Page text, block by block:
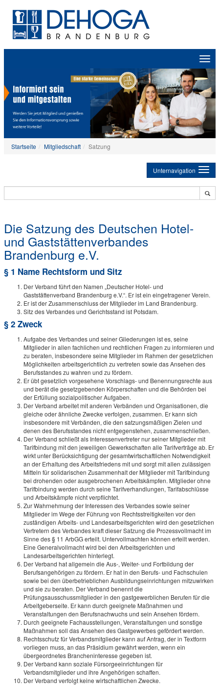
Startseite Mitgliedschaft Satzung
Unternavigation
Die Satzung des Deutschen Hotel-
und Gaststättenverbandes
Brandenburg e.V.
§ 1 Name Rechtsform und Sitz
Der Verband führt den Namen „Deutscher Hotel- und
Gaststättenverband Brandenburg e.V.“. Er ist ein eingetragener Verein.
Er ist der Zusammenschluss der Mitglieder im Land Brandenburg.
Sitz des Verbandes und Gerichtsstand ist Potsdam.
§ 2 Zweck
Aufgabe des Verbandes und seiner Gliederungen ist es, seine
Mitglieder in allen fachlichen und rechtlichen Fragen zu informieren und
zu beraten, insbesondere seine Mitglieder im Rahmen der gesetzlichen
Möglichkeiten arbeitsgerichtlich zu vertreten sowie das Ansehen des
Berufsstandes zu wahren und zu fördern.
Er übt gesetzlich vorgesehene Vorschlags- und Benennungsrechte aus
und berät die gesetzgebenden Körperschaften und die Behörden bei
der Erfüllung sozialpolitischer Aufgaben.
Der Verband arbeitet mit anderen Verbänden und Organisationen, die
gleiche oder ähnliche Zwecke verfolgen, zusammen. Er kann sich
insbesondere mit Verbänden, die den satzungsmäßigen Zielen und
denen des Berufsstandes nicht entgegenstehen, zusammenschließen.
Der Verband schließt als Interessenvertreter nur seiner Mitglieder mit
Tarifbindung mit den jeweiligen Gewerkschaften alle Tarifverträge ab. Er
wirkt unter Berücksichtigung der gesamtwirtschaftlichen Notwendigkeit
an der Erhaltung des Arbeitsfriedens mit und sorgt mit allen zulässigen
Mitteln für solidarischen Zusammenhalt der Mitglieder mit Tarifbindung
bei drohenden oder ausgebrochenen Arbeitskämpfen. Mitglieder ohne
Tarifbindung werden durch seine Tarifverhandlungen, Tarifabschlüsse
und Arbeitskämpfe nicht verpflichtet.
Zur Wahrnehmung der Interessen des Verbandes sowie seiner
Mitglieder im Wege der Führung von Rechtsstreitigkeiten vor den
zuständigen Arbeits- und Landesarbeitsgerichten wird den gesetzlichen
Vertretern des Verbandes kraft dieser Satzung die Prozessvollmacht im
Sinne des § 11 ArbGG erteilt. Untervollmachten können erteilt werden.
Eine Generalvollmacht wird bei den Arbeitsgerichten und
Landesarbeitsgerichten hinterlegt.
Der Verband hat allgemein die Aus-, Weiter- und Fortbildung der
Berufsangehörigen zu fördern. Er hat in den Berufs- und Fachschulen
sowie bei den überbetrieblichen Ausbildungseinrichtungen mitzuwirken
und sie zu beraten. Der Verband benennt die
Prüfungsausschussmitglieder in den gastgewerblichen Berufen für die
Arbeitgeberseite. Er kann durch geeignete Maßnahmen und
Veranstaltungen den Berufsnachwuchs und sein Ansehen fördern.
Durch geeignete Fachausstellungen, Veranstaltungen und sonstige
Maßnahmen soll das Ansehen des Gastgewerbes gefördert werden.
Rechtsschutz für Verbandsmitglieder kann auf Antrag, der in Textform
vorliegen muss, an das Präsidium gewährt werden, wenn ein
übergeordnetes Brancheninteresse gegeben ist.
Der Verband kann soziale Fürsorgeeinrichtungen für
Verbandsmitglieder und ihre Angehörigen schaffen.
Der Verband verfolgt keine wirtschaftlichen Zwecke.